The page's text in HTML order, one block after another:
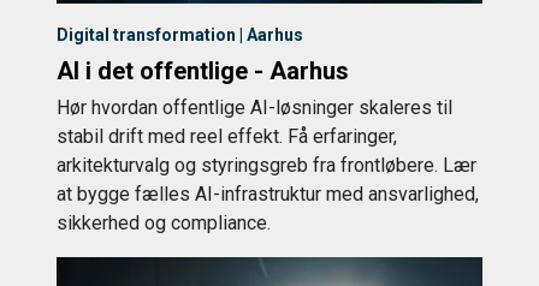
Digital transformation | Aarhus
AI i det offentlige - Aarhus
Hør hvordan offentlige AI-løsninger skaleres til
stabil drift med reel effekt. Få erfaringer,
arkitekturvalg og styringsgreb fra frontløbere. Lær
at bygge fælles AI-infrastruktur med ansvarlighed,
sikkerhed og compliance.